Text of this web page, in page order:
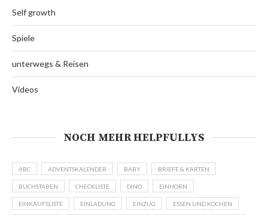
Self growth
Spiele
unterwegs & Reisen
Videos
NOCH MEHR HELPFULLYS
ABC ADVENTSKALENDER BABY BRIEFE & KARTEN
BUCHSTABEN CHECKLISTE DINO EINHORN
EINKAUFSLISTE EINLADUNG EINZUG ESSEN UND KOCHEN